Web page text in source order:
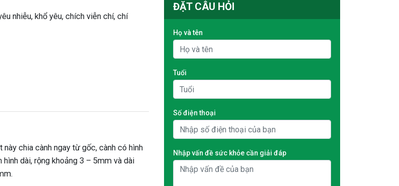
nhiễu, khổ yêu, chích viễn chí, chí
chia cành ngay từ gốc, cành có hình
dài, rộng khoảng 3 – 5mm và dài
ĐẶT CÂU HỎI
Họ và tên
Tuổi
Số điện thoại
Nhập vấn đề sức khỏe cần giải đáp